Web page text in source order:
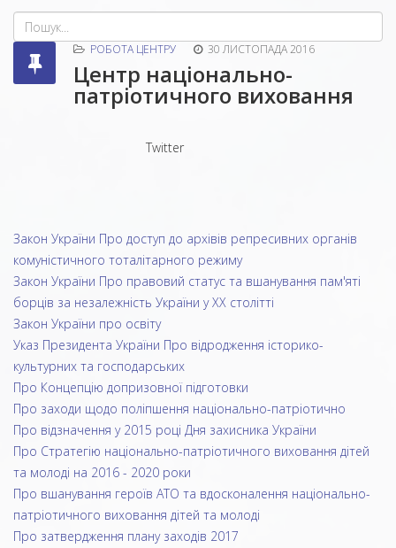
РОБОТА ЦЕНТРУ 30 ЛИСТОПАДА 2016
Центр національно-
патріотичного виховання
Twitter
Закон України Про доступ до архівів репресивних органів
комуністичного тоталітарного режиму
Закон України Про правовий статус та вшанування пам'яті
борців за незалежність України у ХХ столітті
Закон України про освіту
Указ Президента України Про відродження історико-
культурних та господарських
Про Концепцію допризовної підготовки
Про заходи щодо поліпшення національно-патріотично
Про відзначення у 2015 році Дня захисника України
Про Стратегію національно-патріотичного виховання дітей
та молоді на 2016 - 2020 роки
Про вшанування героїв АТО та вдосконалення національно-
патріотичного виховання дітей та молоді
Про затвердження плану заходів 2017